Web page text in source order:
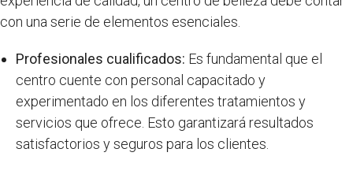
con una serie de elementos esenciales.
Profesionales cualificados: Es fundamental que el
centro cuente con personal capacitado y
experimentado en los diferentes tratamientos y
servicios que ofrece. Esto garantizará resultados
satisfactorios y seguros para los clientes.